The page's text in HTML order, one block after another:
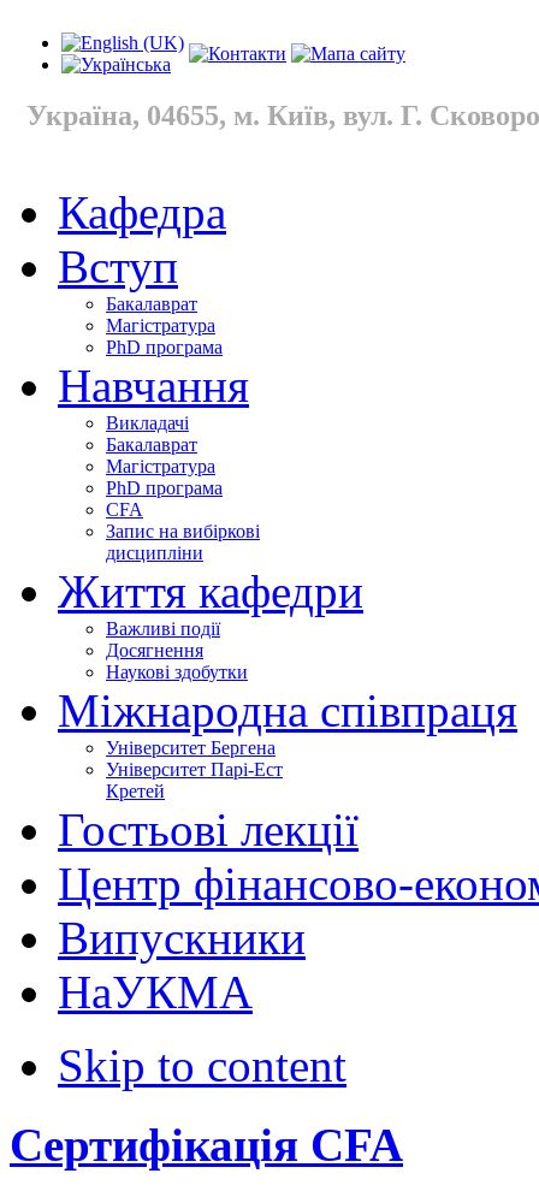
Україна, 04655, м. Київ, вул. Г.
Кафедра
Вступ
Бакалаврат
Магістратура
PhD програма
Навчання
Викладачі
Бакалаврат
Магістратура
PhD програма
CFA
Запис на вибіркові
дисципліни
Життя кафедри
Важливі події
Досягнення
Наукові здобутки
Міжнародна співпраця
Університет Бергена
Університет Парі-Ест
Кретей
Гостьові лекції
Центр фінансово-
Випускники
НаУКМА
Skip to content
Сертифікація CFA